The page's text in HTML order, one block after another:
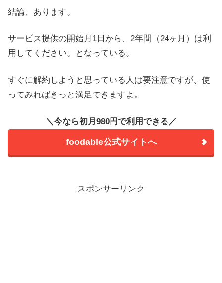
結論、あります。
サービス提供の開始月1日から、2年間（24ヶ月）は利
用してください。となっている。
すぐに解約しようと思っている人は要注意ですが、使
ってみればきっと満足できますよ。
＼今なら初月980円で利用できる／
foodable公式サイトへ
スポンサーリンク